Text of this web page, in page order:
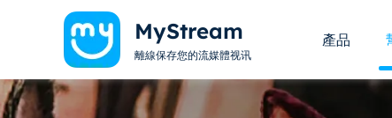
MyStream
離線保存您的流媒體视讯
產品